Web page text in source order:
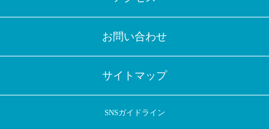
お問い合わせ
サイトマップ
SNSガイドライン